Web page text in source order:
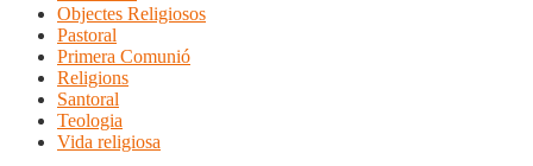
Objectes Religiosos
Pastoral
Primera Comunió
Religions
Santoral
Teologia
Vida religiosa